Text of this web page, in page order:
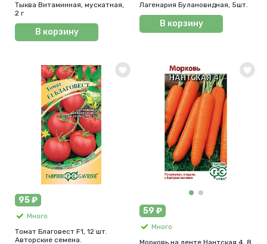
Тыква Витаминная, мускатная,
2 г
В корзину
Лагенария Булановидная, 5шт.
В корзину
95 ₽
Много
Томат Благовест F1, 12 шт.
Авторские семена.
59 ₽
Много
Морковь на ленте Нантская 4, 8